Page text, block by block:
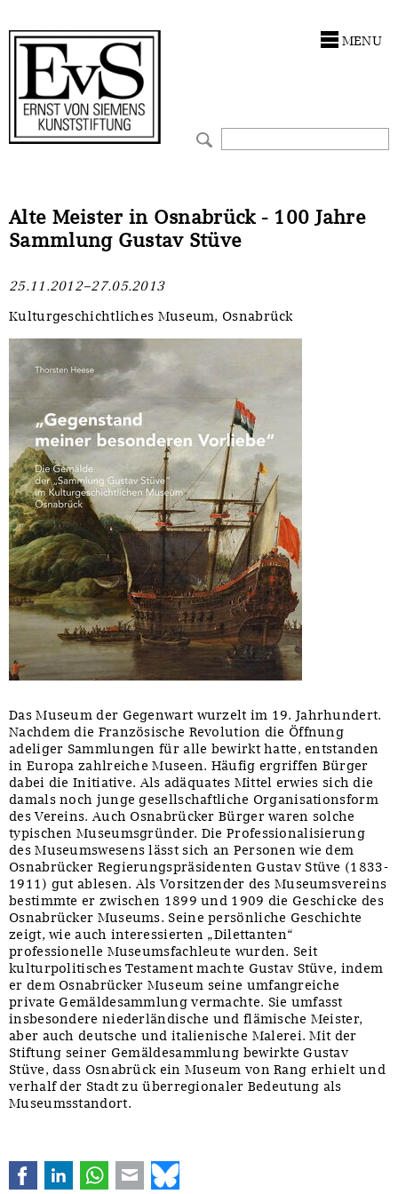
MENU
Alte Meister in Osnabrück - 100 Jahre
Sammlung Gustav Stüve
25.11.2012–27.05.2013
Kulturgeschichtliches Museum, Osnabrück
Das Museum der Gegenwart wurzelt im 19. Jahrhundert.
Nachdem die Französische Revolution die Öffnung
adeliger Sammlungen für alle bewirkt hatte, entstanden
in Europa zahlreiche Museen. Häufig ergriffen Bürger
dabei die Initiative. Als adäquates Mittel erwies sich die
damals noch junge gesellschaftliche Organisationsform
des Vereins. Auch Osnabrücker Bürger waren solche
typischen Museumsgründer. Die Professionalisierung
des Museumswesens lässt sich an Personen wie dem
Osnabrücker Regierungspräsidenten Gustav Stüve (1833-
1911) gut ablesen. Als Vorsitzender des Museumsvereins
bestimmte er zwischen 1899 und 1909 die Geschicke des
Osnabrücker Museums. Seine persönliche Geschichte
zeigt, wie auch interessierten „Dilettanten“
professionelle Museumsfachleute wurden. Seit
kulturpolitisches Testament machte Gustav Stüve, indem
er dem Osnabrücker Museum seine umfangreiche
private Gemäldesammlung vermachte. Sie umfasst
insbesondere niederländische und flämische Meister,
aber auch deutsche und italienische Malerei. Mit der
Stiftung seiner Gemäldesammlung bewirkte Gustav
Stüve, dass Osnabrück ein Museum von Rang erhielt und
verhalf der Stadt zu überregionaler Bedeutung als
Museumsstandort.
FacebookLinkedInWhatsApp
E-mail
Förderphilosophie
Gremien
Presse und Neuigkeiten
Stellenangebote
Ankauf
Restaurierungen
Werkverzeichnisse
UKRAINE-Förderlinie